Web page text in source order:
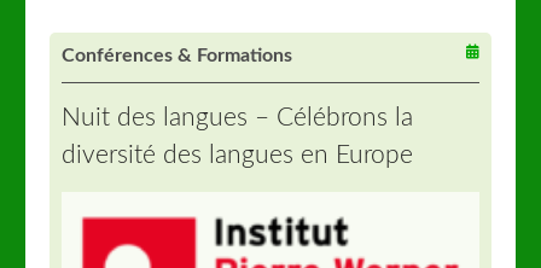
Conférences & Formations
Nuit des langues – Célébrons la
diversité des langues en Europe